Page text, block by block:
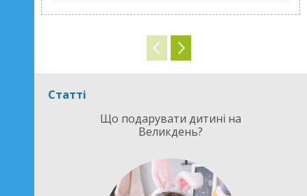
Статті
Що подарувати дитині на
Великдень?